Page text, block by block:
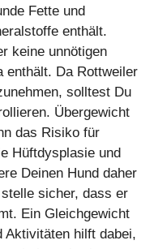
Fette und
enthält.
keine unnötigen
enthält. Da Rottweiler
solltest Du
Übergewicht
das Risiko für
Hüftdysplasie und
Deinen Hund daher
sicher, dass er
Ein Gleichgewicht
Aktivitäten hilft dabei,